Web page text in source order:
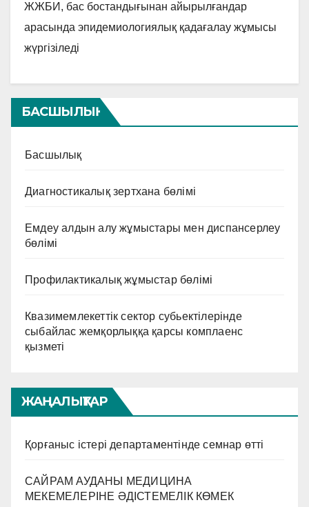
ЖЖБИ, бас бостандығынан айырылғандар
арасында эпидемиологиялық қадағалау жұмысы
жүргізіледі
БАСШЫЛЫҚ
Басшылық
Диагностикалық зертхана бөлімі
Емдеу алдын алу жұмыстары мен диспансерлеу
бөлімі
Профилактикалық жұмыстар бөлімі
Квазимемлекеттік сектор субьектілерінде
сыбайлас жемқорлыққа қарсы комплаенс
қызметі
ЖАҢАЛЫҚТАР
Қорғаныс істері департаментінде семнар өтті
САЙРАМ АУДАНЫ МЕДИЦИНА
МЕКЕМЕЛЕРІНЕ ӘДІСТЕМЕЛІК КӨМЕК